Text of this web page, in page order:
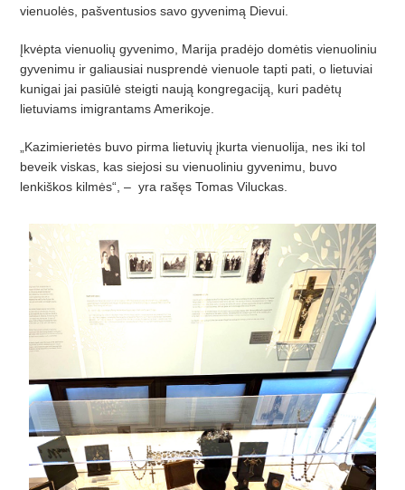
vienuolės, pašventusios savo gyvenimą Dievui.
Įkvėpta vienuolių gyvenimo, Marija pradėjo domėtis vienuoliniu
gyvenimu ir galiausiai nusprendė vienuole tapti pati, o lietuviai
kunigai jai pasiūlė steigti naują kongregaciją, kuri padėtų
lietuviams imigrantams Amerikoje.
„Kazimierietės buvo pirma lietuvių įkurta vienuolija, nes iki tol
beveik viskas, kas siejosi su vienuoliniu gyvenimu, buvo
lenkiškos kilmės“, – yra rašęs Tomas Viluckas.